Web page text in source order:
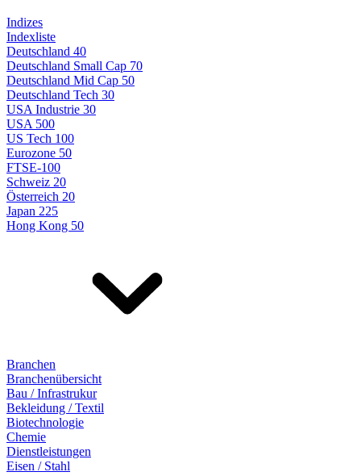
Indizes
Indexliste
Deutschland 40
Deutschland Small Cap 70
Deutschland Mid Cap 50
Deutschland Tech 30
USA Industrie 30
USA 500
US Tech 100
Eurozone 50
FTSE-100
Schweiz 20
Österreich 20
Japan 225
Hong Kong 50
Branchen
Branchenübersicht
Bau / Infrastrukur
Bekleidung / Textil
Biotechnologie
Chemie
Dienstleistungen
Eisen / Stahl